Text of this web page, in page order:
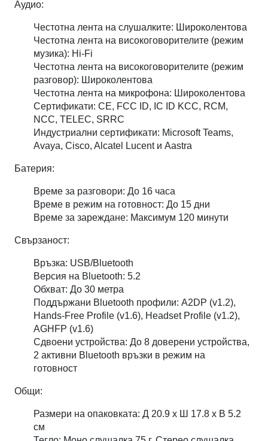
Аудио:
Честотна лента на слушалките: Широколентова
Честотна лента на високоговорителите (режим
музика): Hi-Fi
Честотна лента на високоговорителите (режим
разговор): Широколентова
Честотна лента на микрофона: Широколентова
Сертификати: CE, FCC ID, IC ID KCC, RCM,
NCC, TELEC, SRRC
Индустриални сертификати: Microsoft Teams,
Avaya, Cisco, Alcatel Lucent и Aastra
Батерия:
Време за разговори: До 16 часа
Време в режим на готовност: До 15 дни
Време за зареждане: Максимум 120 минути
Свързаност:
Връзка: USB/Bluetooth
Версия на Bluetooth: 5.2
Обхват: До 30 метра
Поддържани Bluetooth профили: A2DP (v1.2),
Hands-Free Profile (v1.6), Headset Profile (v1.2),
AGHFP (v1.6)
Сдвоени устройства: До 8 доверени устройства,
2 активни Bluetooth връзки в режим на
готовност
Общи:
Размери на опаковката: Д 20.9 x Ш 17.8 x В 5.2
см